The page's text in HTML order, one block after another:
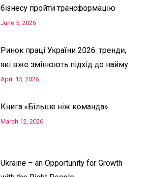
бізнесу пройти трансформацію
June 5, 2026
Ринок праці України 2026: тренди,
які вже змінюють підхід до найму
April 15, 2026
Книга «Більше ніж команда»
March 12, 2026
Ukraine – an Opportunity for Growth